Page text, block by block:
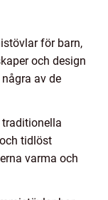
för barn,
och design
av de
tidlöst
varma och